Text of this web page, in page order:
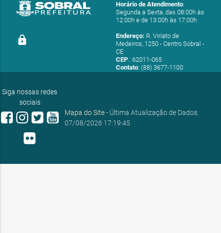
lock
Horário de Atendimento:
Segunda a Sexta, das 08:00h às
12:00h e de 13:00h às 17:00h
Endereço: R. Viriato de
Medeiros, 1250 - Centro Sobral -
CE
CEP.: 62011-065
Contato: (88) 3677-1100
Siga nossas redes
sociais
Mapa do Site- Última Atualização de Dados:
07/08/2026 17:19:45